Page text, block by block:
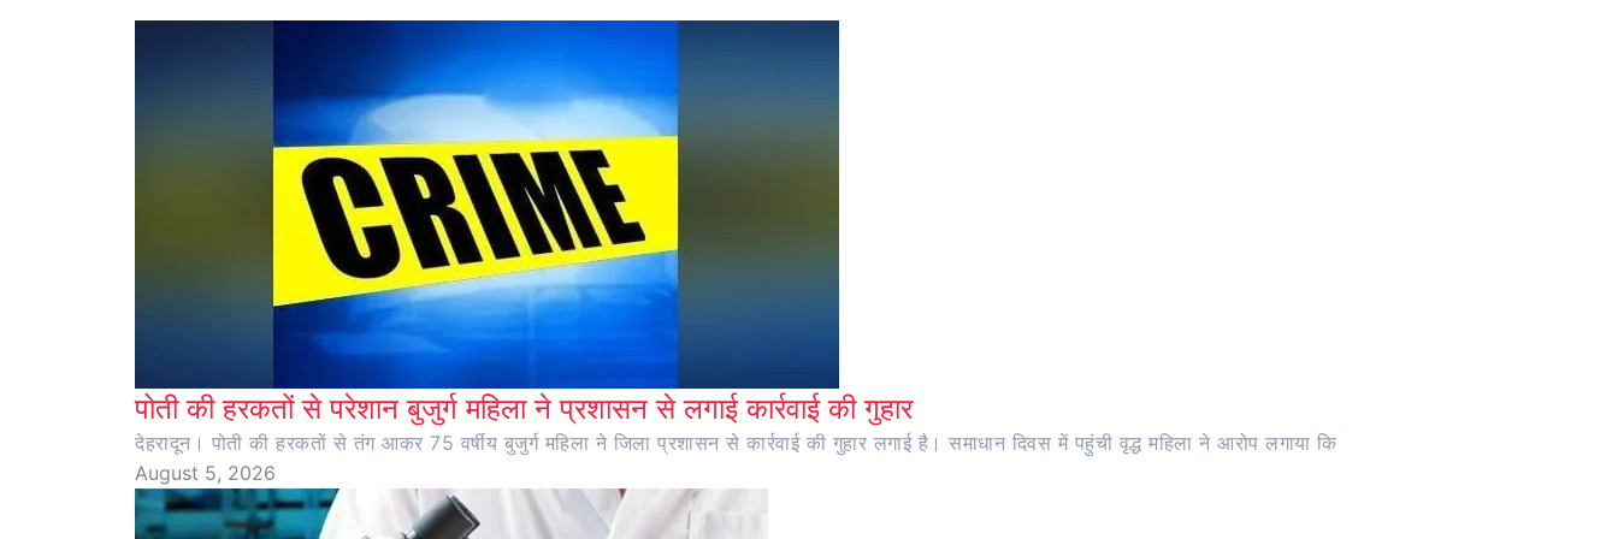
पोती की हरकतों से परेशान बुजुर्ग महिला ने प्रशासन से लगाई कार्रवाई की गुहार
देहरादून। पोती की हरकतों से तंग आकर 75 वर्षीय बुजुर्ग महिला ने जिला प्रशासन से कार्रवाई की गुहार लगाई है। समाधान दिवस में पहुंची वृद्ध महिला ने आरोप लगाया कि
August 5, 2026